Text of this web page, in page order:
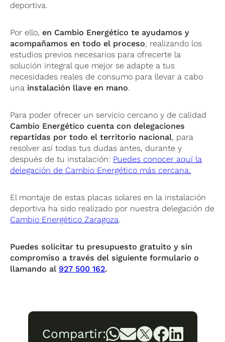
deportiva.
Por ello,en Cambio Energético te ayudamos y
acompañamos en todo el proceso, realizando los
estudios previos necesarios para ofrecerte la
solución integral que mejor se adapte a tus
necesidades reales de consumo para llevar a cabo
una instalación llave en mano.
Para poder ofrecer un servicio cercano y de calidad
Cambio Energético cuenta con delegaciones
repartidas por todo el territorio nacional, para
resolver así todas tus dudas antes, durante y
después de tu instalación: Puedes conocer aquí la
delegación de Cambio Energético más cercana.
El montaje de estas placas solares en la instalación
deportiva ha sido realizado por nuestra delegación de
Cambio Energético Zaragoza.
Puedes solicitar tu presupuesto gratuito y sin
compromiso a través del siguiente formulario o
llamando al 927 500 162.
Compartir: